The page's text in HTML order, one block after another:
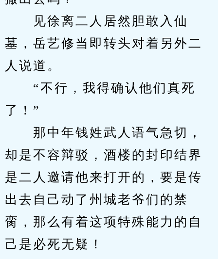
见徐离二人居然胆敢入仙
墓，岳艺修当即转头对着另外二
人说道。
“不行，我得确认他们真死
了！”
那中年钱姓武人语气急切，
却是不容辩驳，酒楼的封印结界
是二人邀请他来打开的，要是传
出去自己动了州城老爷们的禁
脔，那么有着这项特殊能力的自
己是必死无疑！